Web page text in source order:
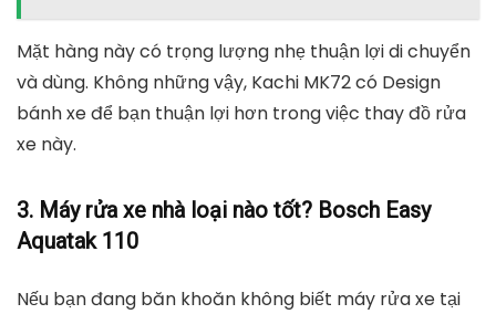
Mặt hàng này có trọng lượng nhẹ thuận lợi di chuyển
và dùng. Không những vậy, Kachi MK72 có Design
bánh xe để bạn thuận lợi hơn trong việc thay đồ rửa
xe này.
3. Máy rửa xe nhà loại nào tốt? Bosch Easy
Aquatak 110
Nếu bạn đang băn khoăn không biết máy rửa xe tại